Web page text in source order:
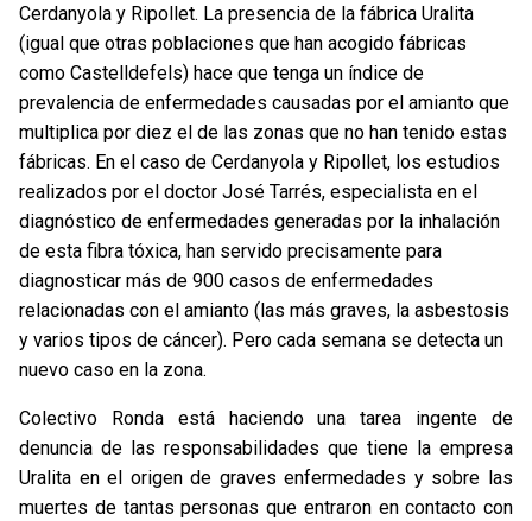
Cerdanyola y Ripollet. La presencia de la fábrica Uralita
(igual que otras poblaciones que han acogido fábricas
como Castelldefels) hace que tenga un índice de
prevalencia de enfermedades causadas por el amianto que
multiplica por diez el de las zonas que no han tenido estas
fábricas. En el caso de Cerdanyola y Ripollet, los estudios
realizados por el doctor José Tarrés, especialista en el
diagnóstico de enfermedades generadas por la inhalación
de esta fibra tóxica, han servido precisamente para
diagnosticar más de 900 casos de enfermedades
relacionadas con el amianto (las más graves, la asbestosis
y varios tipos de cáncer). Pero cada semana se detecta un
nuevo caso en la zona.
Colectivo Ronda está haciendo una tarea ingente de
denuncia de las responsabilidades que tiene la empresa
Uralita en el origen de graves enfermedades y sobre las
muertes de tantas personas que entraron en contacto con